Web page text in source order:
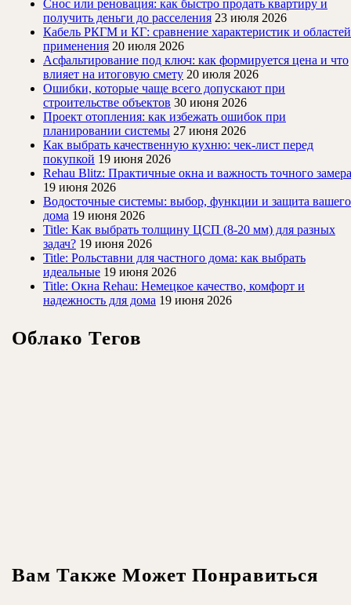
Снос или реновация: как быстро продать квартиру и
получить деньги до расселения 23 июля 2026
Кабель РКГМ и КГ: сравнение характеристик и областей
применения 20 июля 2026
Асфальтирование под ключ: как формируется цена и что
влияет на итоговую смету 20 июля 2026
Ошибки, которые чаще всего допускают при
строительстве объектов 30 июня 2026
Проект отопления: как избежать ошибок при
планировании системы 27 июня 2026
Как выбрать качественную кухню: чек-лист перед
покупкой 19 июня 2026
Rehau Blitz: Практичные окна и важность точного замера
19 июня 2026
Водосточные системы: выбор, функции и защита вашего
дома 19 июня 2026
Title: Как выбрать толщину ЦСП (8-20 мм) для разных
задач? 19 июня 2026
Title: Рольставни для частного дома: как выбрать
идеальные 19 июня 2026
Title: Окна Rehau: Немецкое качество, комфорт и
надежность для дома 19 июня 2026
Облако Тегов
Вам Также Может Понравиться